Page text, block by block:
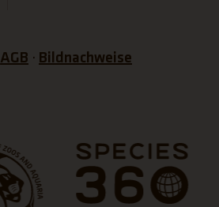
AGB Bildnachweise